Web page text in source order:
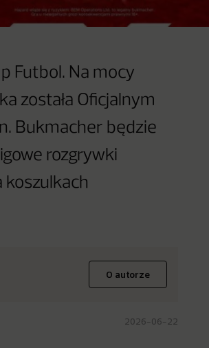
Futbol. Na mocy
została Oficjalnym
Bukmacher będzie
rozgrywki
koszulkach
O autorze
2026-06-22